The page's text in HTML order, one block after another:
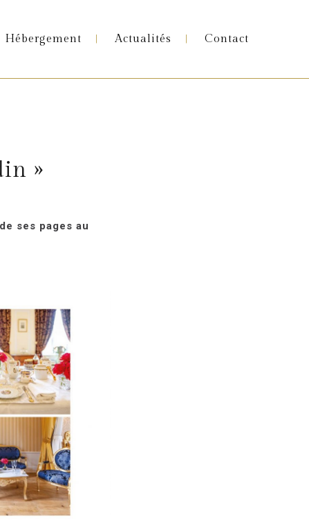
Hébergement Actualités Contact
»
ses pages au